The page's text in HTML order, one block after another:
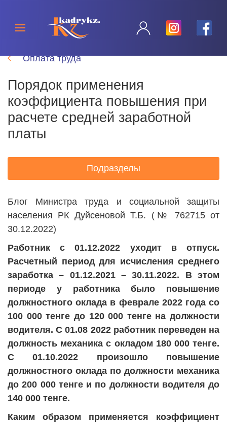
Оплата труда
Порядок применения
коэффициента повышения при
расчете средней заработной
платы
Подразделы
Блог Министра труда и социальной защиты
населения РК Дуйсеновой Т.Б. (№ 762715 от
30.12.2022)
Работник с 01.12.2022 уходит в отпуск.
Расчетный период для исчисления среднего
заработка – 01.12.2021 – 30.11.2022. В этом
периоде у работника было повышение
должностного оклада в феврале 2022 года со
100 000 тенге до 120 000 тенге на должности
водителя. С 01.08 2022 работник переведен на
должность механика с окладом 180 000 тенге.
С 01.10.2022 произошло повышение
должностного оклада по должности механика
до 200 000 тенге и по должности водителя до
140 000 тенге.
Каким образом применяется коэффициент